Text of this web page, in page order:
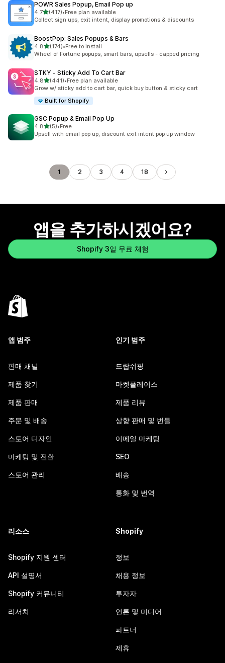
POWR Sales Popup, Email Pop up
4.7별 5개 중
(417)
총 리뷰 417개
•Free plan available
Collect sign ups, exit intent, display promotions & discounts
BoostPop: Sales Popups & Bars
4.8별 5개 중
(174)
총 리뷰 174개
•Free to install
Wheel of Fortune popups, smart bars, upsells - capped pricing
STKY ‑ Sticky Add To Cart Bar
4.8별 5개 중
(441)
총 리뷰 441개
•Free plan available
Grow w/ sticky add to cart bar, quick buy button & sticky cart
Built for Shopify
GSC Popup & Email Pop Up
4.8별 5개 중
(5)
총 리뷰 5개
•Free
Upsell with email pop up, discount exit intent pop up window
1 2 3 4 18
앱을 추가하시겠어요?
Shopify 3일 무료 체험
앱 범주
판매 채널
제품 찾기
제품 판매
주문 및 배송
스토어 디자인
마케팅 및 전환
스토어 관리
인기 범주
드랍쉬핑
마켓플레이스
제품 리뷰
상향 판매 및 번들
이메일 마케팅
SEO
배송
통화 및 번역
리소스
Shopify 지원 센터
API 설명서
Shopify 커뮤니티
리서치
Shopify
정보
채용 정보
투자자
언론 및 미디어
파트너
제휴